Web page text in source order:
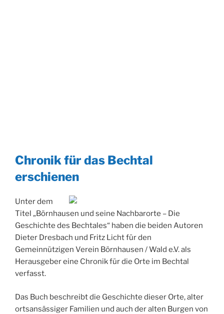
Chronik für das Bechtal
erschienen
Unter dem
Titel „Börnhausen und seine Nachbarorte – Die
Geschichte des Bechtales“ haben die beiden Autoren
Dieter Dresbach und Fritz Licht für den
Gemeinnützigen Verein Börnhausen / Wald e.V. als
Herausgeber eine Chronik für die Orte im Bechtal
verfasst.
Das Buch beschreibt die Geschichte dieser Orte, alter
ortsansässiger Familien und auch der alten Burgen von